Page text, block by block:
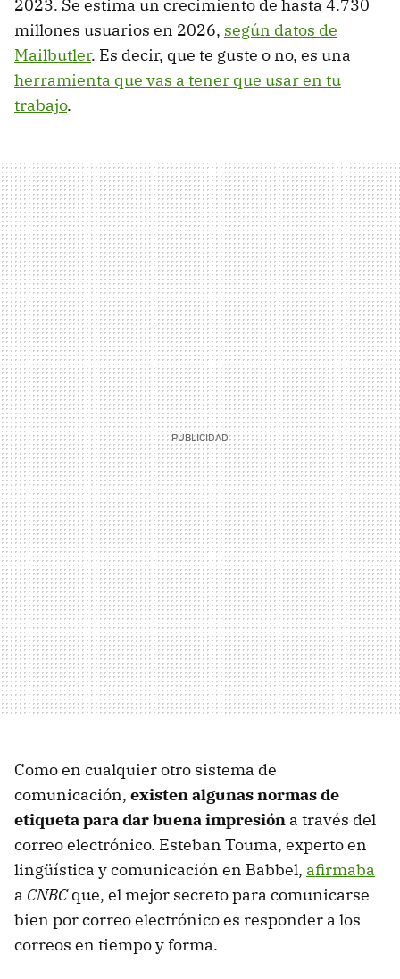
2023. Se estima un crecimiento de hasta 4.730
millones usuarios en 2026, según datos de
Mailbutler. Es decir, que te guste o no, es una
herramienta que vas a tener que usar en tu
trabajo.
Como en cualquier otro sistema de
comunicación, existen algunas normas de
etiqueta para dar buena impresión a través del
correo electrónico. Esteban Touma, experto en
lingüística y comunicación en Babbel, afirmaba
a CNBCque, el mejor secreto para comunicarse
bien por correo electrónico es responder a los
correos en tiempo y forma.